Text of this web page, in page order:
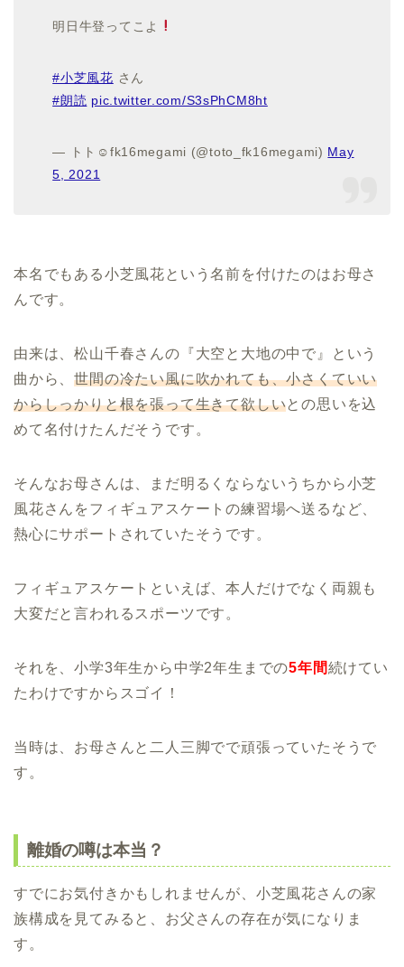
明日牛登ってこよ
#小芝風花 さん
#朗読 pic.twitter.com/S3sPhCM8ht
— トト☺︎︎︎︎fk16megami (@toto_fk16megami) May
5, 2021
本名でもある小芝風花という名前を付けたのはお母さ
んです。
由来は、松山千春さんの『大空と大地の中で』という
曲から、世間の冷たい風に吹かれても、小さくていい
からしっかりと根を張って生きて欲しいとの思いを込
めて名付けたんだそうです。
そんなお母さんは、まだ明るくならないうちから小芝
風花さんをフィギュアスケートの練習場へ送るなど、
熱心にサポートされていたそうです。
フィギュアスケートといえば、本人だけでなく両親も
大変だと言われるスポーツです。
それを、小学3年生から中学2年生までの5年間続けてい
たわけですからスゴイ！
当時は、お母さんと二人三脚でで頑張っていたそうで
す。
離婚の噂は本当？
すでにお気付きかもしれませんが、小芝風花さんの家
族構成を見てみると、お父さんの存在が気になりま
す。